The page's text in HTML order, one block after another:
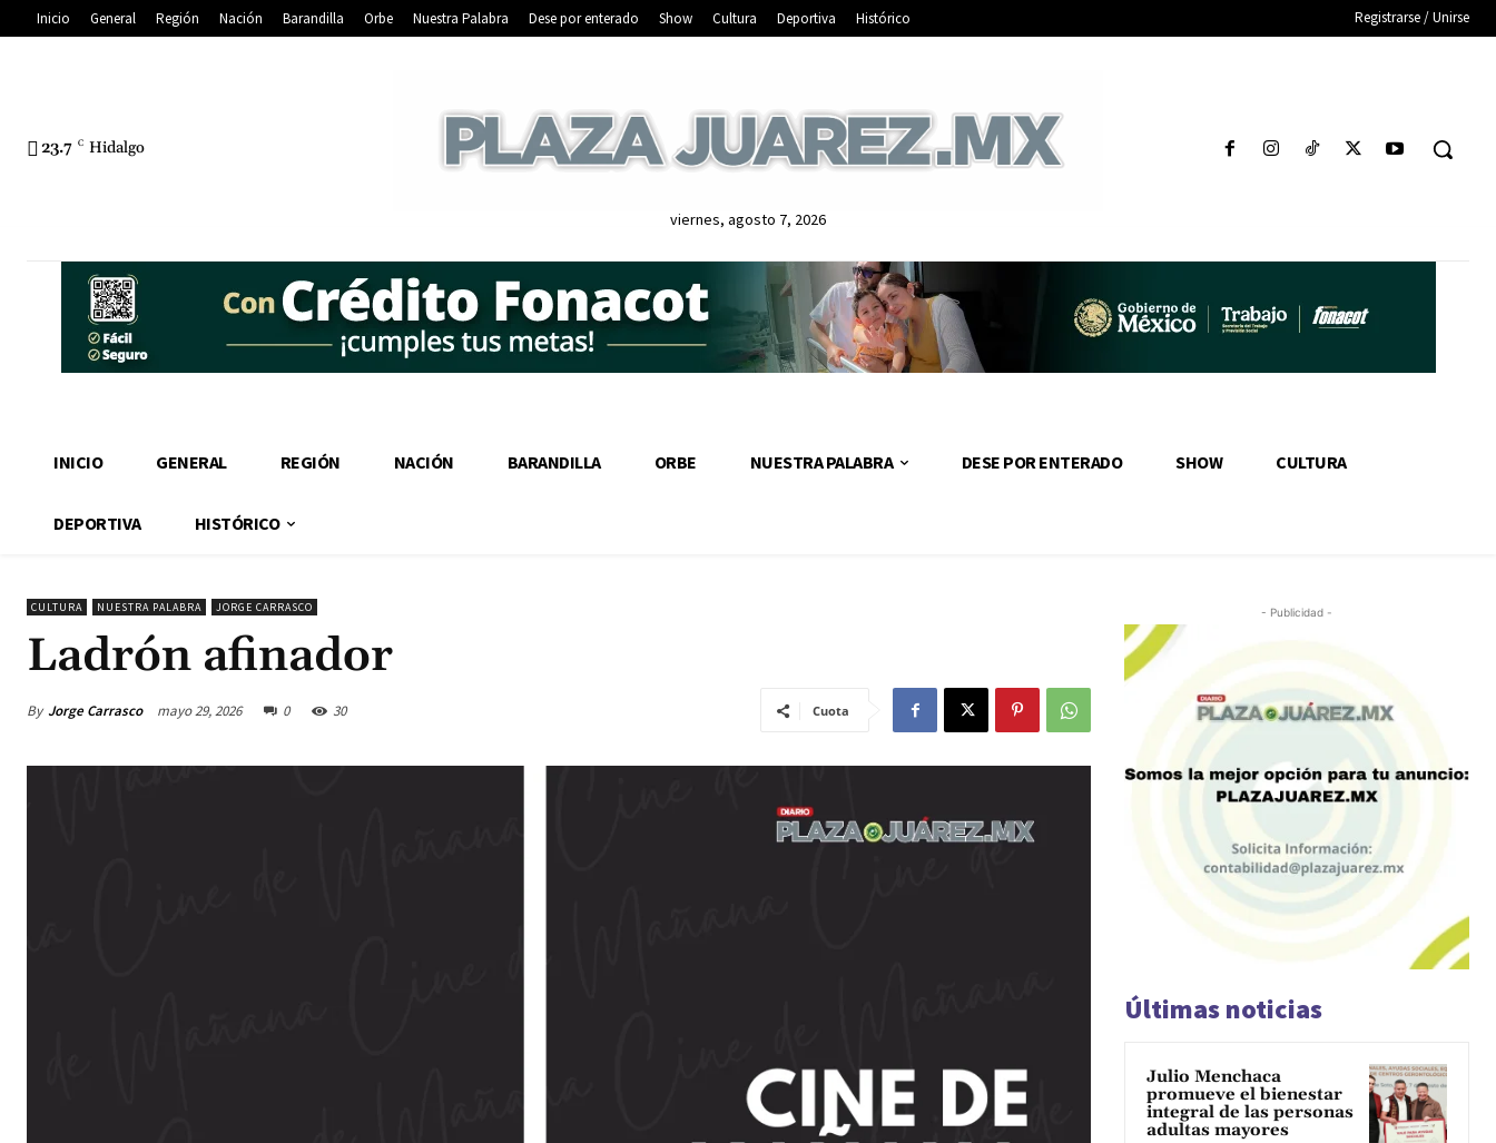
Inicio General Región Nación Barandilla Orbe Nuestra Palabra Dese por enterado Show Cultura Deportiva Histórico Registrarse / Unirse
23.7 C Hidalgo
viernes, agosto 7, 2026
INICIO GENERAL REGIÓN NACIÓN BARANDILLA ORBE NUESTRA PALABRA DESE POR ENTERADO SHOW CULTURA
DEPORTIVA HISTÓRICO
CULTURA NUESTRA PALABRA JORGE CARRASCO
Ladrón afinador
By Jorge Carrasco mayo 29, 2026 0 30 Cuota
- Publicidad -
Últimas noticias
Julio Menchaca
promueve el bienestar
integral de las personas
adultas mayores